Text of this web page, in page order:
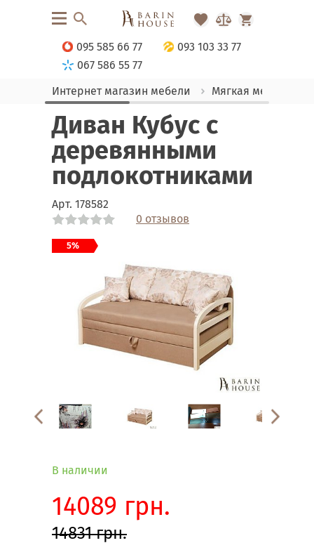
095 585 66 77
093 103 33 77
067 586 55 77
Интернет магазин мебели
Мягкая мебель
Диван Кубус с
деревянными
подлокотниками
Арт. 178582
0 отзывов
5%
Link
Link
Link
Link
Link
Link
Link
Link
Link
Link
Link
Link
Link
Link
Link
Link
В наличии
14089 грн.
14831 грн.